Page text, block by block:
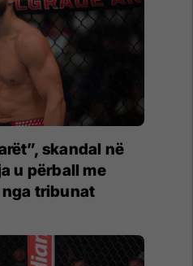
skandal në
u përball me
tribunat